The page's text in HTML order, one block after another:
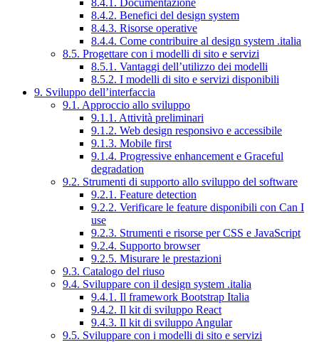
8.4.2. Benefici del design system
8.4.3. Risorse operative
8.4.4. Come contribuire al design system .italia
8.5. Progettare con i modelli di sito e servizi
8.5.1. Vantaggi dell’utilizzo dei modelli
8.5.2. I modelli di sito e servizi disponibili
9. Sviluppo dell’interfaccia
9.1. Approccio allo sviluppo
9.1.1. Attività preliminari
9.1.2. Web design responsivo e accessibile
9.1.3. Mobile first
9.1.4. Progressive enhancement e Graceful
degradation
9.2. Strumenti di supporto allo sviluppo del software
9.2.1. Feature detection
9.2.2. Verificare le feature disponibili con Can I
use
9.2.3. Strumenti e risorse per CSS e JavaScript
9.2.4. Supporto browser
9.2.5. Misurare le prestazioni
9.3. Catalogo del riuso
9.4. Sviluppare con il design system .italia
9.4.1. Il framework Bootstrap Italia
9.4.2. Il kit di sviluppo React
9.4.3. Il kit di sviluppo Angular
9.5. Sviluppare con i modelli di sito e servizi